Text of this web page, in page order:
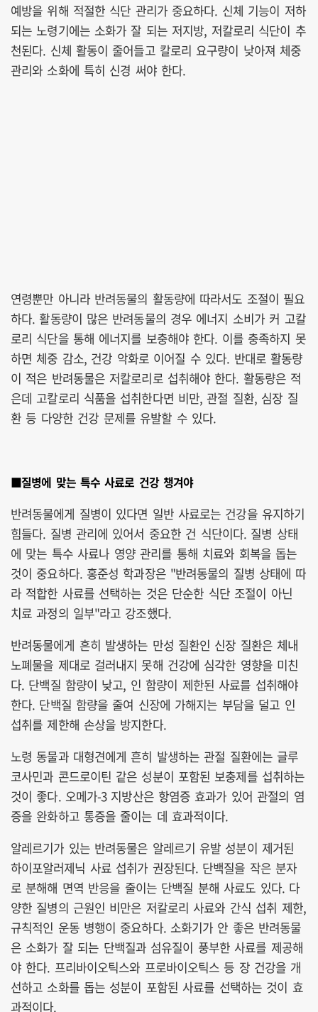
예방을 위해 적절한 식단 관리가 중요하다. 신체 기능이 저하
되는 노령기에는 소화가 잘 되는 저지방, 저칼로리 식단이 추
천된다. 신체 활동이 줄어들고 칼로리 요구량이 낮아져 체중
관리와 소화에 특히 신경 써야 한다.
연령뿐만 아니라 반려동물의 활동량에 따라서도 조절이 필요
하다. 활동량이 많은 반려동물의 경우 에너지 소비가 커 고칼
로리 식단을 통해 에너지를 보충해야 한다. 이를 충족하지 못
하면 체중 감소, 건강 악화로 이어질 수 있다. 반대로 활동량
이 적은 반려동물은 저칼로리로 섭취해야 한다. 활동량은 적
은데 고칼로리 식품을 섭취한다면 비만, 관절 질환, 심장 질
환 등 다양한 건강 문제를 유발할 수 있다.
■질병에 맞는 특수 사료로 건강 챙겨야
반려동물에게 질병이 있다면 일반 사료로는 건강을 유지하기
힘들다. 질병 관리에 있어서 중요한 건 식단이다. 질병 상태
에 맞는 특수 사료나 영양 관리를 통해 치료와 회복을 돕는
것이 중요하다. 홍준성 학과장은 "반려동물의 질병 상태에 따
라 적합한 사료를 선택하는 것은 단순한 식단 조절이 아닌
치료 과정의 일부"라고 강조했다.
반려동물에게 흔히 발생하는 만성 질환인 신장 질환은 체내
노폐물을 제대로 걸러내지 못해 건강에 심각한 영향을 미친
다. 단백질 함량이 낮고, 인 함량이 제한된 사료를 섭취해야
한다. 단백질 함량을 줄여 신장에 가해지는 부담을 덜고 인
섭취를 제한해 손상을 방지한다.
노령 동물과 대형견에게 흔히 발생하는 관절 질환에는 글루
코사민과 콘드로이틴 같은 성분이 포함된 보충제를 섭취하는
것이 좋다. 오메가-3 지방산은 항염증 효과가 있어 관절의 염
증을 완화하고 통증을 줄이는 데 효과적이다.
알레르기가 있는 반려동물은 알레르기 유발 성분이 제거된
하이포알러제닉 사료 섭취가 권장된다. 단백질을 작은 분자
로 분해해 면역 반응을 줄이는 단백질 분해 사료도 있다. 다
양한 질병의 근원인 비만은 저칼로리 사료와 간식 섭취 제한,
규칙적인 운동 병행이 중요하다. 소화기가 안 좋은 반려동물
은 소화가 잘 되는 단백질과 섬유질이 풍부한 사료를 제공해
야 한다. 프리바이오틱스와 프로바이오틱스 등 장 건강을 개
선하고 소화를 돕는 성분이 포함된 사료를 선택하는 것이 효
과적이다.